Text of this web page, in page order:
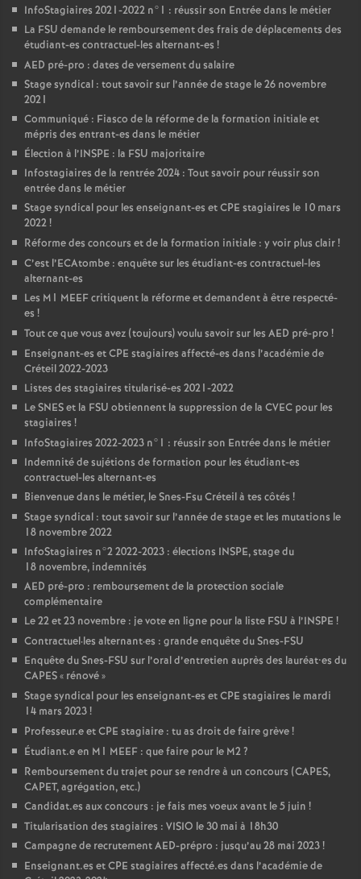
InfoStagiaires 2021-2022 n°1 : réussir son Entrée dans le métier
La FSU demande le remboursement des frais de déplacements des
étudiant-es contractuel-les alternant-es !
AED pré-pro : dates de versement du salaire
Stage syndical : tout savoir sur l’année de stage le 26 novembre
2021
Communiqué : Fiasco de la réforme de la formation initiale et
mépris des entrant-es dans le métier
Élection à l’INSPE : la FSU majoritaire
Infostagiaires de la rentrée 2024 : Tout savoir pour réussir son
entrée dans le métier
Stage syndical pour les enseignant-es etCPE stagiaires le 10 mars
2022!
Réforme des concours et de la formation initiale : y voir plus clair!
C’est l’ECAtombe : enquête sur les étudiant-es contractuel-les
alternant-es
Les M1 MEEFcritiquent la réforme et demandent à être respecté-
es !
Tout ce que vous avez (toujours) voulu savoir sur les AED pré-pro !
Enseignant-es etCPE stagiaires affecté-es dans l’académie de
Créteil 2022-2023
Listes des stagiaires titularisé-es 2021-2022
LeSNESet la FSU obtiennent la suppression de la CVEC pour les
stagiaires !
InfoStagiaires 2022-2023 n°1 : réussir son Entrée dans le métier
Indemnité de sujétions de formation pour les étudiant-es
contractuel-les alternant-es
Bienvenue dans le métier, le Snes-Fsu Créteil à tes côtés !
Stage syndical : tout savoir sur l’année de stage et les mutations le
18 novembre 2022
InfoStagiaires n°2 2022-2023 : élections INSPE, stage du
18 novembre, indemnités
AED pré-pro : remboursement de la protection sociale
complémentaire
Le 22 et 23 novembre : je vote en ligne pour la liste FSU à l’INSPE !
Contractuel·les alternant·es : grande enquête du Snes-FSU
Enquête du Snes-FSU sur l’oral d’entretien auprès des lauréat•es du
CAPES« rénové»
Stage syndical pour les enseignant-es etCPE stagiaires le mardi
14 mars 2023!
Professeur.e etCPE stagiaire : tu as droit de faire grève!
Étudiant.e en M1 MEEF : que faire pour le M2?
Remboursement du trajet pour se rendre à un concours (CAPES,
CAPET, agrégation, etc.)
Candidat.es aux concours : je fais mes voeux avant le 5 juin !
Titularisation des stagiaires : VISIO le 30 mai à 18h30
Campagne de recrutementAED-prépro : jusqu’au 28 mai 2023!
Enseignant.es etCPE stagiaires affecté.es dans l’académie de